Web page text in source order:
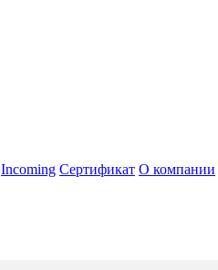
Incoming Сертификат О компании